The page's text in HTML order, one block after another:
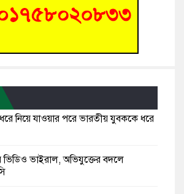
ধরে নিয়ে যাওয়ার পরে ভারতীয় যুবককে ধরে
ভিডিও ভাইরাল, অভিযুক্তের বদলে